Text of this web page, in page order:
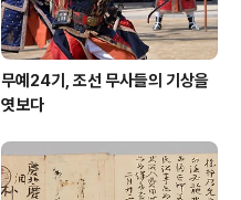
무예24기, 조선 무사들의 기상을
엿보다